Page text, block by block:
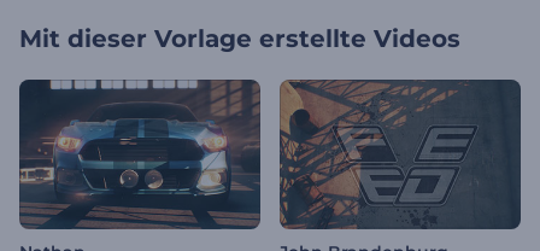
Mit dieser Vorlage erstellte Videos